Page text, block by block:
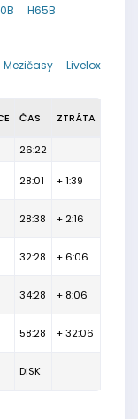
H65B
Livelox
Mezičasy
ČAS ZTRÁTA
26:22
28:01 + 1:39
28:38 + 2:16
32:28 + 6:06
34:28 + 8:06
58:28 + 32:06
DISK